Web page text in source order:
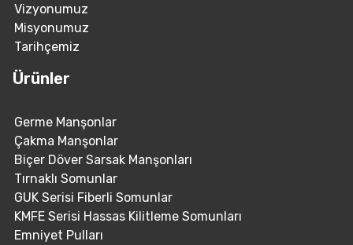
Vizyonumuz
Misyonumuz
Tarihçemiz
Ürünler
Germe Manşonlar
Çakma Manşonlar
Biçer Döver Sarsak Manşonları
Tırnaklı Somunlar
GUK Serisi Fiberli Somunlar
KMFE Serisi Hassas Kilitleme Somunları
Emniyet Pulları